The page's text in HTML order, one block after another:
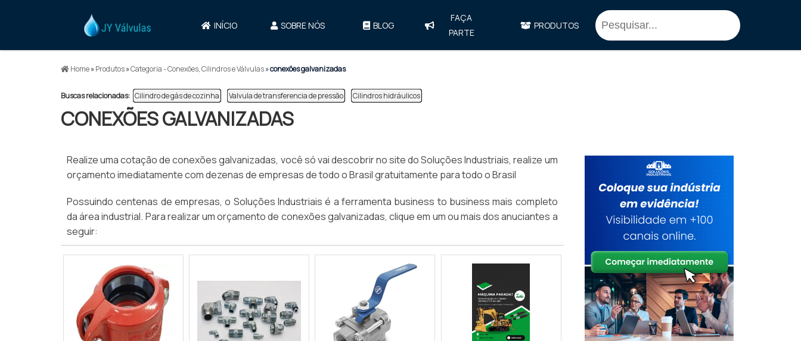
INÍCIO SOBRE NÓS BLOG
FAÇA
PARTE
PRODUTOS
Home»Produtos»Categoria - Conexões, Cilindros e Válvulas»conexões galvanizadas
Buscas relacionadas: Cilindro de gás de cozinha Valvula de transferencia de pressão Cilindros hidráulicos
CONEXÕES GALVANIZADAS
Realize uma cotação de conexões galvanizadas, você só vai descobrir no site do Soluções Industriais, realize um
orçamento imediatamente com dezenas de empresas de todo o Brasil gratuitamente para todo o Brasil
Possuindo centenas de empresas, o Soluções Industriais é a ferramenta business to business mais completo
da área industrial. Para realizar um orçamento de conexões galvanizadas, clique em um ou mais dos anuciantes a
seguir: